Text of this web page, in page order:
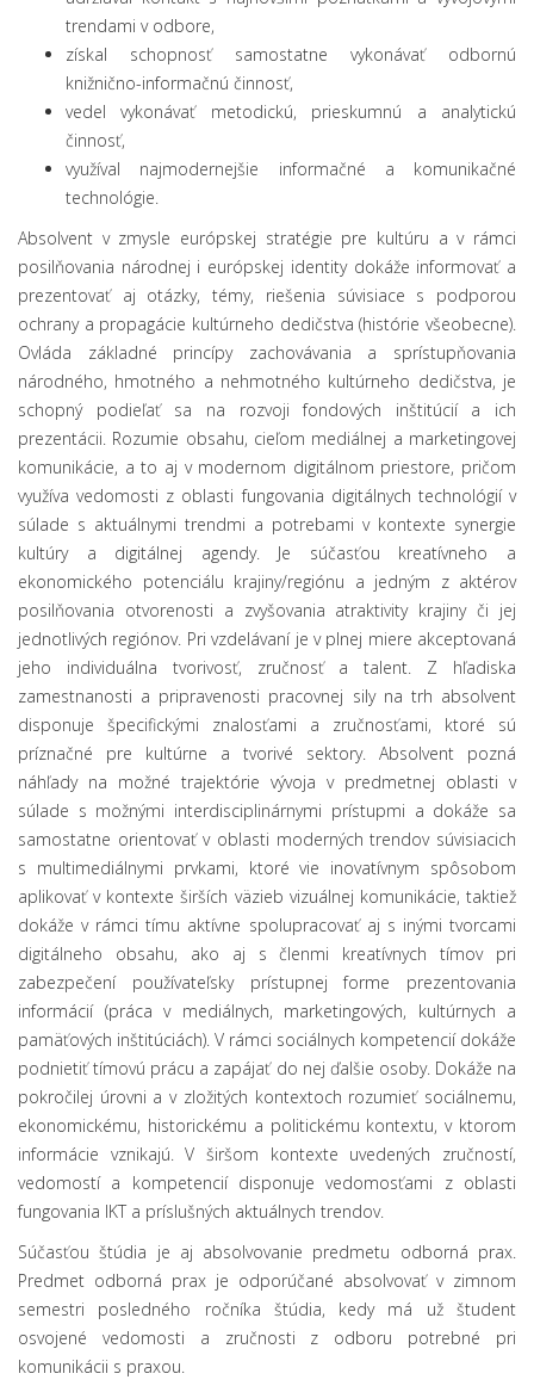
trendami v odbore,
získal schopnosť samostatne vykonávať odbornú
knižnično-informačnú činnosť,
vedel vykonávať metodickú, prieskumnú a analytickú
činnosť,
využíval najmodernejšie informačné a komunikačné
technológie.
Absolvent v zmysle európskej stratégie pre kultúru a v rámci
posilňovania národnej i európskej identity dokáže informovať a
prezentovať aj otázky, témy, riešenia súvisiace s podporou
ochrany a propagácie kultúrneho dedičstva (histórie všeobecne).
Ovláda základné princípy zachovávania a sprístupňovania
národného, hmotného a nehmotného kultúrneho dedičstva, je
schopný podieľať sa na rozvoji fondových inštitúcií a ich
prezentácii. Rozumie obsahu, cieľom mediálnej a marketingovej
komunikácie, a to aj v modernom digitálnom priestore, pričom
využíva vedomosti z oblasti fungovania digitálnych technológií v
súlade s aktuálnymi trendmi a potrebami v kontexte synergie
kultúry a digitálnej agendy. Je súčasťou kreatívneho a
ekonomického potenciálu krajiny/regiónu a jedným z aktérov
posilňovania otvorenosti a zvyšovania atraktivity krajiny či jej
jednotlivých regiónov. Pri vzdelávaní je v plnej miere akceptovaná
jeho individuálna tvorivosť, zručnosť a talent. Z hľadiska
zamestnanosti a pripravenosti pracovnej sily na trh absolvent
disponuje špecifickými znalosťami a zručnosťami, ktoré sú
príznačné pre kultúrne a tvorivé sektory. Absolvent pozná
náhľady na možné trajektórie vývoja v predmetnej oblasti v
súlade s možnými interdisciplinárnymi prístupmi a dokáže sa
samostatne orientovať v oblasti moderných trendov súvisiacich
s multimediálnymi prvkami, ktoré vie inovatívnym spôsobom
aplikovať v kontexte širších väzieb vizuálnej komunikácie, taktiež
dokáže v rámci tímu aktívne spolupracovať aj s inými tvorcami
digitálneho obsahu, ako aj s členmi kreatívnych tímov pri
zabezpečení používateľsky prístupnej forme prezentovania
informácií (práca v mediálnych, marketingových, kultúrnych a
pamäťových inštitúciách). V rámci sociálnych kompetencií dokáže
podnietiť tímovú prácu a zapájať do nej ďalšie osoby. Dokáže na
pokročilej úrovni a v zložitých kontextoch rozumieť sociálnemu,
ekonomickému, historickému a politickému kontextu, v ktorom
informácie vznikajú. V širšom kontexte uvedených zručností,
vedomostí a kompetencií disponuje vedomosťami z oblasti
fungovania IKT a príslušných aktuálnych trendov.
Súčasťou štúdia je aj absolvovanie predmetu odborná prax.
Predmet odborná prax je odporúčané absolvovať v zimnom
semestri posledného ročníka štúdia, kedy má už študent
osvojené vedomosti a zručnosti z odboru potrebné pri
komunikácii s praxou.